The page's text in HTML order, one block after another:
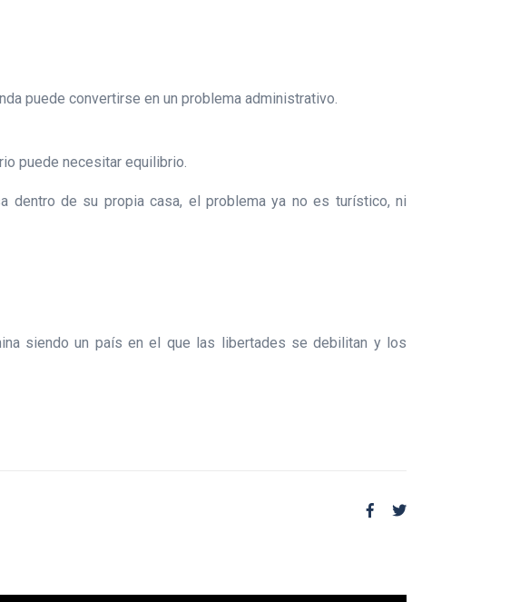
puede convertirse en un problema administrativo.
puede necesitar equilibrio.
dentro de su propia casa, el problema ya no es turístico, ni
siendo un país en el que las libertades se debilitan y los